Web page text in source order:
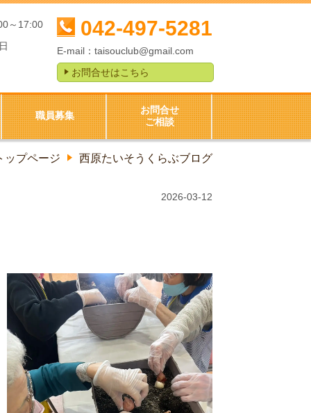
～17:00
042-497-5281
E-mail： taisouclub@gmail.com
お問合せはこちら
職員募集
お問合せ
ご相談
ップページ 西原たいそうくらぶブログ
2026-03-12